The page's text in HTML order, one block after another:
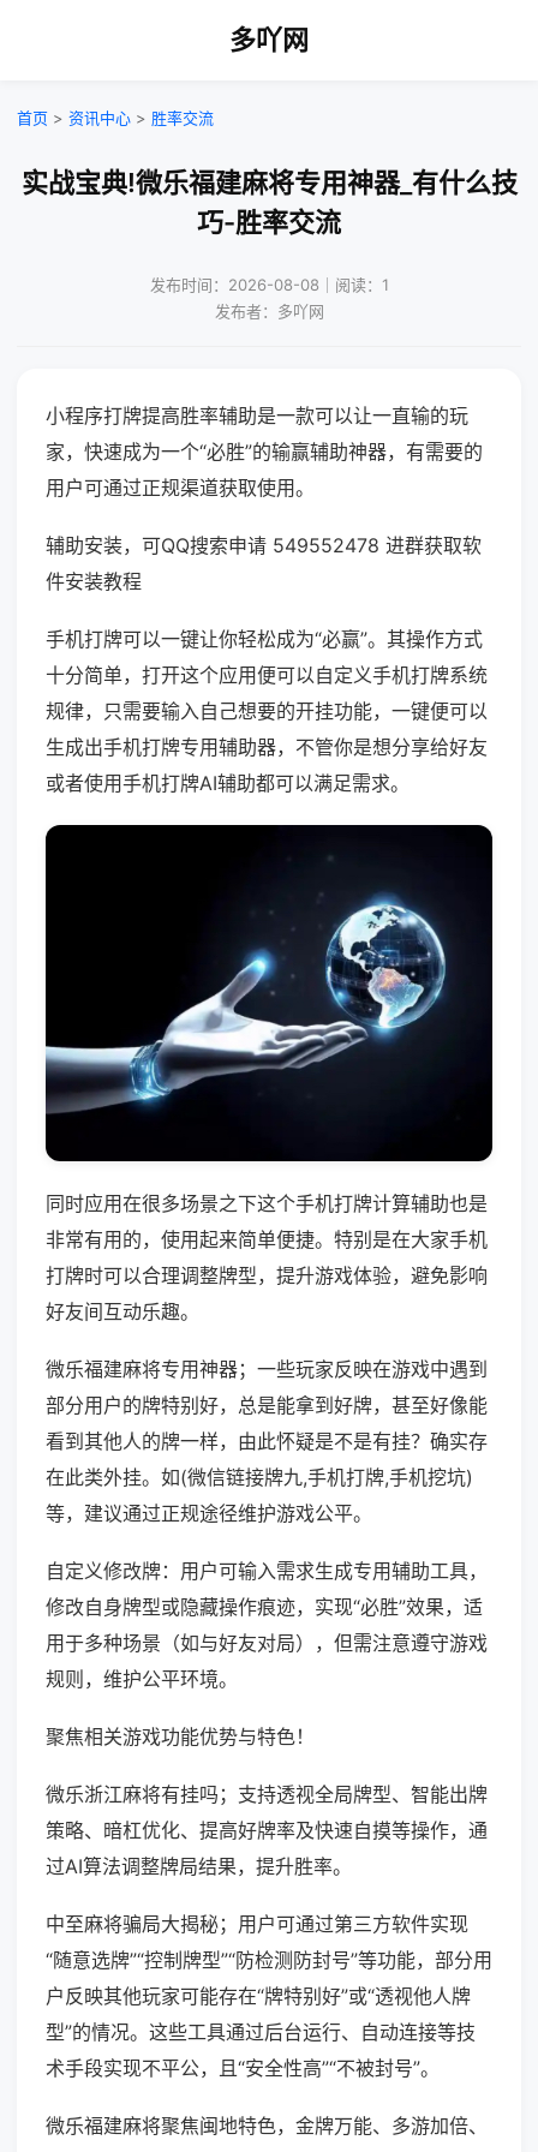
多吖网
首页 > 资讯中心 > 胜率交流
实战宝典!微乐福建麻将专用神器_有什么技
巧-胜率交流
发布时间：2026-08-08｜阅读：1
发布者：多吖网
小程序打牌提高胜率辅助是一款可以让一直输的玩
家，快速成为一个“必胜”的输赢辅助神器，有需要的
用户可通过正规渠道获取使用。
辅助安装，可QQ搜索申请 549552478 进群获取软
件安装教程
手机打牌可以一键让你轻松成为“必赢”。其操作方式
十分简单，打开这个应用便可以自定义手机打牌系统
规律，只需要输入自己想要的开挂功能，一键便可以
生成出手机打牌专用辅助器，不管你是想分享给好友
或者使用手机打牌AI辅助都可以满足需求。
同时应用在很多场景之下这个手机打牌计算辅助也是
非常有用的，使用起来简单便捷。特别是在大家手机
打牌时可以合理调整牌型，提升游戏体验，避免影响
好友间互动乐趣。
微乐福建麻将专用神器；一些玩家反映在游戏中遇到
部分用户的牌特别好，总是能拿到好牌，甚至好像能
看到其他人的牌一样，由此怀疑是不是有挂？确实存
在此类外挂。如(微信链接牌九,手机打牌,手机挖坑)
等，建议通过正规途径维护游戏公平。
自定义修改牌：用户可输入需求生成专用辅助工具，
修改自身牌型或隐藏操作痕迹，实现“必胜”效果，适
用于多种场景（如与好友对局），但需注意遵守游戏
规则，维护公平环境。
聚焦相关游戏功能优势与特色！
微乐浙江麻将有挂吗；支持透视全局牌型、智能出牌
策略、暗杠优化、提高好牌率及快速自摸等操作，通
过AI算法调整牌局结果，提升胜率。
中至麻将骗局大揭秘；用户可通过第三方软件实现
“随意选牌”“控制牌型”“防检测防封号”等功能，部分用
户反映其他玩家可能存在“牌特别好”或“透视他人牌
型”的情况。这些工具通过后台运行、自动连接等技
术手段实现不平公，且“安全性高”“不被封号”。
微乐福建麻将聚焦闽地特色，金牌万能、多游加倍、